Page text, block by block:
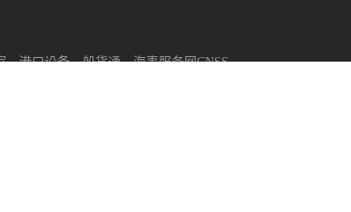
港口设备 船货通 海事服务网CNSS